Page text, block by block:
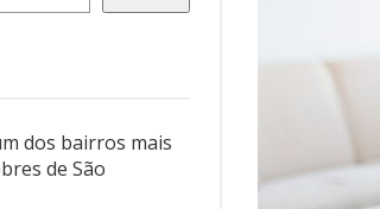
dos bairros mais
de São